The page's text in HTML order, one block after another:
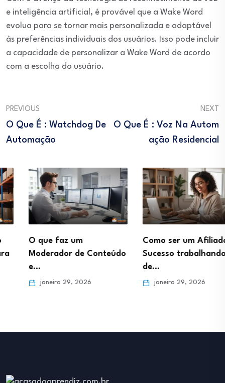
e inteligência artificial, é provável que a Wake Word
evolua para se tornar mais personalizada e adaptável
às preferências individuais dos usuários. Isso pode incluir
a capacidade de personalizar a Wake Word de acordo
com a escolha do usuário.
PREVIOUS
O Que É : Watchdog De
Automação
NEXT
O Que É : Voz Na Autom
Ação Residencial
O que faz um
Moderador de Conteúdo
janeiro 29, 2026
Como ser um Afiliado de
Sucesso trabalhando
janeiro 29, 2026